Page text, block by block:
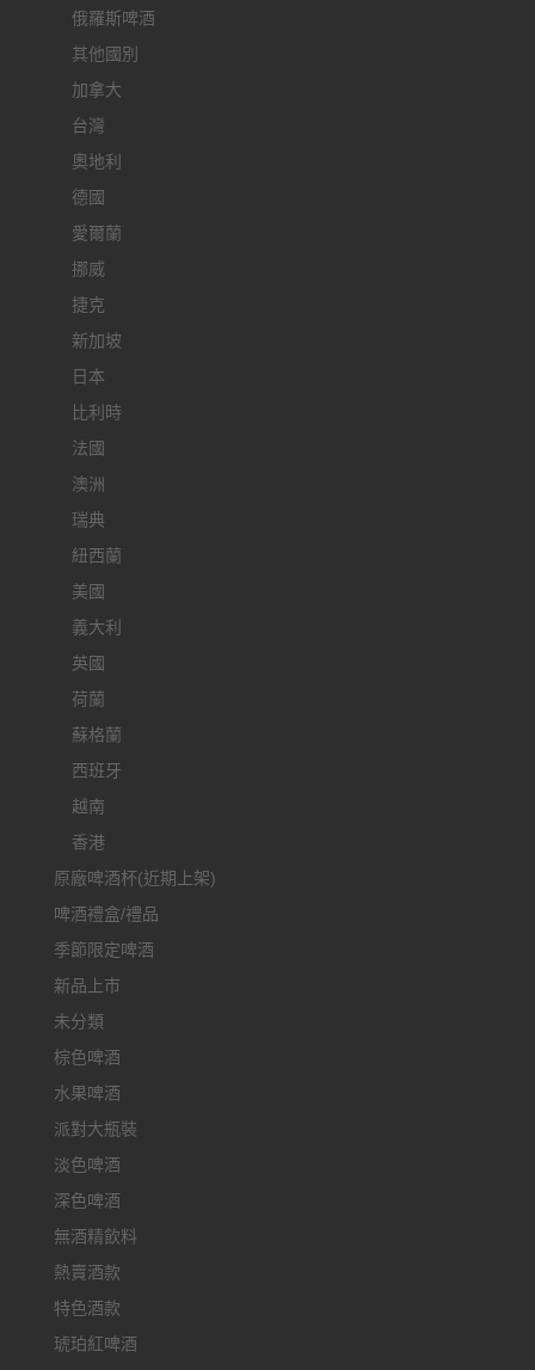
俄羅斯啤酒
其他國別
加拿大
台灣
奧地利
德國
愛爾蘭
挪威
捷克
新加坡
日本
比利時
法國
澳洲
瑞典
紐西蘭
美國
義大利
英國
荷蘭
蘇格蘭
西班牙
越南
香港
原廠啤酒杯(近期上架)
啤酒禮盒/禮品
季節限定啤酒
新品上市
未分類
棕色啤酒
水果啤酒
派對大瓶裝
淡色啤酒
深色啤酒
無酒精飲料
熱賣酒款
特色酒款
琥珀紅啤酒